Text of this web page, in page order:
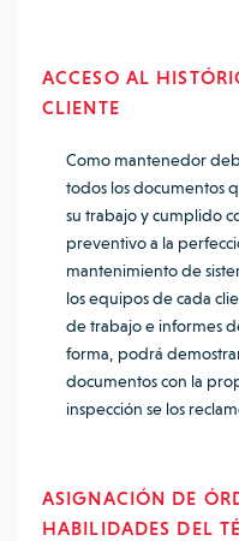
ACCESO AL
CLIENTE
Como mantenedor
todos los documentos
su trabajo y cumplido
preventivo a la
mantenimiento de
los equipos de cada
de trabajo e informes
forma, podrá
documentos con la
inspección se los
ASIGNACIÓN DE
HABILIDADES DEL